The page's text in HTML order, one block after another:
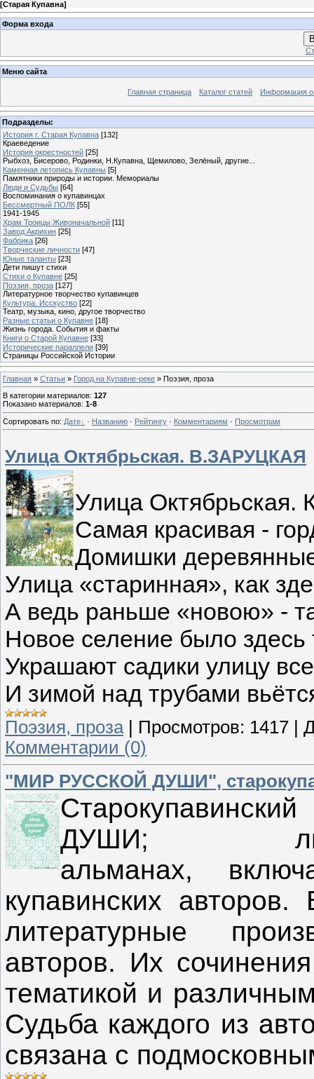
[Старая Купавна]
Форма входа
Меню сайта
Главная страница Каталог статей Информация о
Подразделы:
История г. Старая Купавна [132]
Краеведение
История окрестностей [25]
Рыбхоз, Бисерово, Родинки, Н.Купавна, Щемилово, Зелёный, другие...
Каменная летопись Купавны [5]
Памятники природы и истории. Мемориалы
Люди и Судьбы [64]
Воспоминания о купавинцах
Бессмертный ПОЛК [55]
1941-1945
Храм Троицы Живоначальной [11]
Завод Акрихин [25]
Фабрика [26]
Творческие личности [47]
Юные таланты [23]
Дети пишут стихи
Стихи о Купавне [25]
Поэзия, проза [127]
Литературное творчество купавинцев
Культура. Исскуство [22]
Театр, музыка, кино, другое творчество
Разные статьи о Купавне [18]
Жизнь города. События и факты
Книги о Старой Купавне [33]
Исторические параллели [39]
Страницы Российской Истории
Главная » Статьи » Город на Купавне-реке » Поэзия, проза
В категории материалов: 127
Показано материалов: 1-8
Сортировать по: Дате · Названию · Рейтингу · Комментариям · Просмотрам
Улица Октябрьская. В.ЗАРУЦКАЯ
Улица Октябрьская.
Самая красивая -
Домишки
Улица «старинная», как
А ведь раньше «новою» -
Новое селение было здесь
Украшают садики улицу
И зимой над трубами
Поэзия, проза| Просмотров: 1417
Комментарии (0)
"МИР РУССКОЙ ДУШИ",
ДУШИ;
альманах,
купавинских
литературные
авторов. Их
тематикой и
Судьба каждого из
связана с